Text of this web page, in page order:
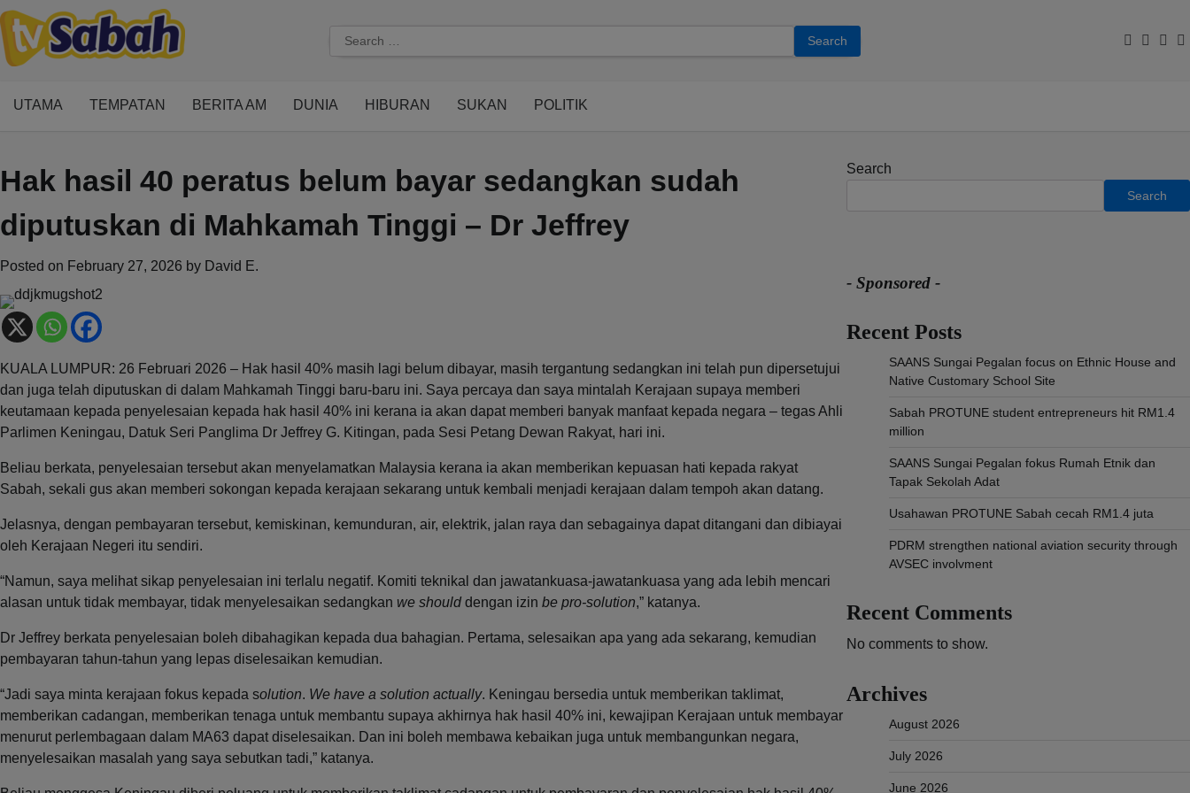
Skip
to
content
Search
for:
Facebook
UTAMA TEMPATAN BERITA AM DUNIA HIBURAN SUKAN POLITIK
Hak hasil 40 peratus belum bayar sedangkan sudah
diputuskan di Mahkamah Tinggi – Dr Jeffrey
Posted on February 27, 2026 by David E.
KUALA LUMPUR: 26 Februari 2026 – Hak hasil 40% masih lagi belum dibayar, masih tergantung sedangkan ini telah pun dipersetujui
dan juga telah diputuskan di dalam Mahkamah Tinggi baru-baru ini. Saya percaya dan saya mintalah Kerajaan supaya memberi
keutamaan kepada penyelesaian kepada hak hasil 40% ini kerana ia akan dapat memberi banyak manfaat kepada negara – tegas Ahli
Parlimen Keningau, Datuk Seri Panglima Dr Jeffrey G. Kitingan, pada Sesi Petang Dewan Rakyat, hari ini.
Beliau berkata, penyelesaian tersebut akan menyelamatkan Malaysia kerana ia akan memberikan kepuasan hati kepada rakyat
Sabah, sekali gus akan memberi sokongan kepada kerajaan sekarang untuk kembali menjadi kerajaan dalam tempoh akan datang.
Jelasnya, dengan pembayaran tersebut, kemiskinan, kemunduran, air, elektrik, jalan raya dan sebagainya dapat ditangani dan dibiayai
oleh Kerajaan Negeri itu sendiri.
“Namun, saya melihat sikap penyelesaian ini terlalu negatif. Komiti teknikal dan jawatankuasa-jawatankuasa yang ada lebih mencari
alasan untuk tidak membayar, tidak menyelesaikan sedangkan we shoulddengan izin be pro-solution,” katanya.
Dr Jeffrey berkata penyelesaian boleh dibahagikan kepada dua bahagian. Pertama, selesaikan apa yang ada sekarang, kemudian
pembayaran tahun-tahun yang lepas diselesaikan kemudian.
“Jadi saya minta kerajaan fokus kepada solution. We have a solution actually. Keningau bersedia untuk memberikan taklimat,
memberikan cadangan, memberikan tenaga untuk membantu supaya akhirnya hak hasil 40% ini, kewajipan Kerajaan untuk membayar
menurut perlembagaan dalam MA63 dapat diselesaikan. Dan ini boleh membawa kebaikan juga untuk membangunkan negara,
menyelesaikan masalah yang saya sebutkan tadi,” katanya.
Search
Search
- Sponsored -
Recent Posts
SAANS Sungai Pegalan focus on Ethnic House and
Native Customary School Site
Sabah PROTUNE student entrepreneurs hit RM1.4
million
SAANS Sungai Pegalan fokus Rumah Etnik dan
Tapak Sekolah Adat
Usahawan PROTUNE Sabah cecah RM1.4 juta
PDRM strengthen national aviation security through
AVSEC involvment
Recent Comments
No comments to show.
Archives
August 2026
July 2026
June 2026